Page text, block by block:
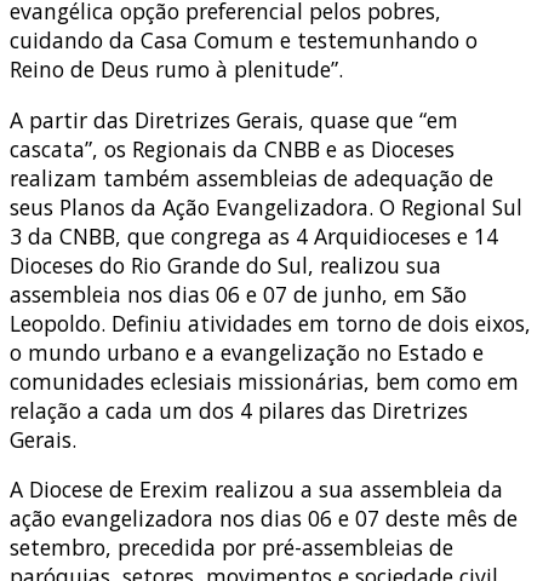
evangélica opção preferencial pelos pobres,
cuidando da Casa Comum e testemunhando o
Reino de Deus rumo à plenitude”.
A partir das Diretrizes Gerais, quase que “em
cascata”, os Regionais da CNBB e as Dioceses
realizam também assembleias de adequação de
seus Planos da Ação Evangelizadora. O Regional Sul
3 da CNBB, que congrega as 4 Arquidioceses e 14
Dioceses do Rio Grande do Sul, realizou sua
assembleia nos dias 06 e 07 de junho, em São
Leopoldo. Definiu atividades em torno de dois eixos,
o mundo urbano e a evangelização no Estado e
comunidades eclesiais missionárias, bem como em
relação a cada um dos 4 pilares das Diretrizes
Gerais.
A Diocese de Erexim realizou a sua assembleia da
ação evangelizadora nos dias 06 e 07 deste mês de
setembro, precedida por pré-assembleias de